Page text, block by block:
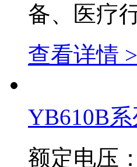
备、医疗
查看详情
YB610B
额定电压